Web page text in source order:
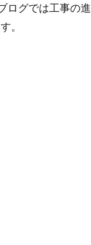
ログでは工事の進
。